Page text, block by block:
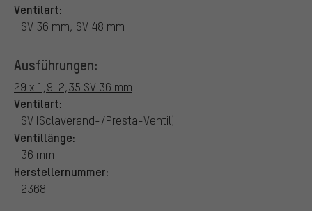
Ventilart:
SV 36 mm, SV 48 mm
Ausführungen:
29 x 1,9-2,35 SV 36 mm
Ventilart:
SV (Sclaverand-/Presta-Ventil)
Ventillänge:
36 mm
Herstellernummer:
2368